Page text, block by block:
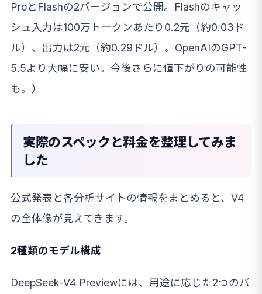
ProとFlashの2バージョンで公開。Flashのキャッ
シュ入力は100万トークンあたり0.2元（約0.03ド
ル）、出力は2元（約0.29ドル）。OpenAIのGPT-
5.5より大幅に安い。今後さらに値下がりの可能性
も。）
実際のスペックと料金を整理してみま
した
公式発表と各分析サイトの情報をまとめると、V4
の全体像が見えてきます。
2種類のモデル構成
DeepSeek-V4 Previewには、用途に応じた2つのバ